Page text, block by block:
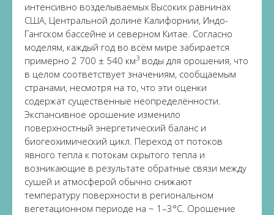
интенсивно возделываемых Высоких равнинах
США, Центральной долине Калифорнии, Индо-
Гангском бассейне и северном Китае. Согласно
моделям, каждый год во всём мире забирается
примерно 2 700 ± 540 км3 воды для орошения, что
в целом соответствует значениям, сообщаемым
странами, несмотря на то, что эти оценки
содержат существенные неопределённости.
Экспансивное орошение изменило
поверхностный энергетический баланс и
биогеохимический цикл. Переход от потоков
явного тепла к потокам скрытого тепла и
возникающие в результате обратные связи между
сушей и атмосферой обычно снижают
температуру поверхности в региональном
вегетационном периоде на ~ 1–3°C. Орошение